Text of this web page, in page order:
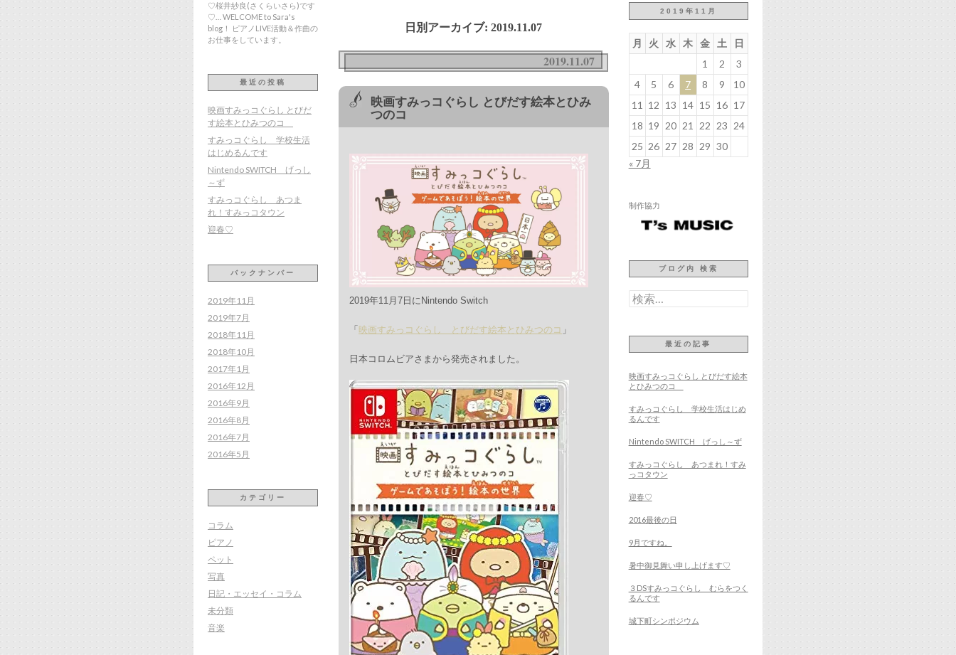
日別アーカイブ: 2019.11.07
2019.11.07
映画すみっコぐらし とびだす絵本とひみ
つのコ
2019年11月7日にNintendo Switch
「 映画すみっコぐらし とびだす絵本とひみつのコ 」
日本コロムビアさまから発売されました。
2019年11月
月 火 水 木 金 土
日
1
2
3
4
5 6 7 8 9
10
11
12 13 14 15 16 17
18 19 20 21 22 23 24
25 26 27 28 29 30
« 7月
制作協力
ブログ内 検索
検
索:
最近の記事
映画すみっコぐらし とびだす絵本
とひみつのコ
すみっコぐらし 学校生活はじめ
るんです
Nintendo SWITCH げっし～ず
すみっコぐらし あつまれ！すみ
っコタウン
迎春♡
2016最後の日
9月ですね。
暑中御見舞い申し上げます♡
３DSすみっコぐらし むらをつく
るんです
城下町シンポジウム
♡桜井紗良(さくらいさら)です
♡… WELCOME to Sara's
blog！ ピアノLIVE活動＆作曲の
お仕事をしています。
最近の投稿
映画すみっコぐらし とびだ
す絵本とひみつのコ
すみっコぐらし 学校生活
はじめるんです
Nintendo SWITCH げっし
～ず
すみっコぐらし あつま
れ！すみっコタウン
迎春♡
バックナンバー
2019年11月
2019年7月
2018年11月
2018年10月
2017年1月
2016年12月
2016年9月
2016年8月
2016年7月
2016年5月
カテゴリー
コラム
ピアノ
ペット
写真
日記・エッセイ・コラム
未分類
音楽